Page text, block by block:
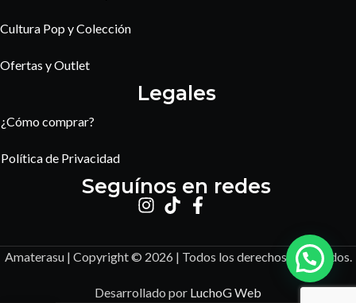
Cultura Pop y Colección
Ofertas y Outlet
Legales
¿Cómo comprar?
Política de Privacidad
Seguínos en redes
Amaterasu | Copyright © 2026 | Todos los derechos reservados.
Desarrollado por LuchoG Web